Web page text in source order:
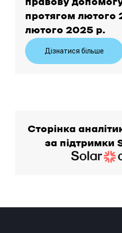
правову
протягом лютого
лютого 2025 р.
Дізнатися більше
Сторінка
за підтримки